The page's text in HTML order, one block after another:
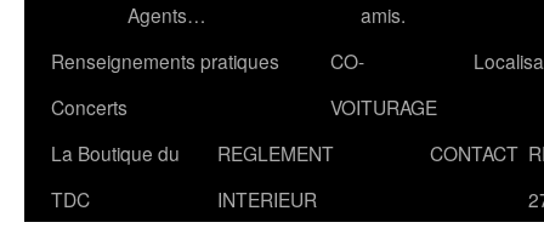
Agents…
amis.
Renseignements pratiques
Concerts
CO-
VOITURAGE
La Boutique du
TDC
REGLEMENT
INTERIEUR
CONTACT